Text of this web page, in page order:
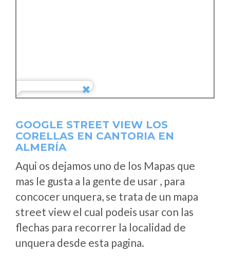
GOOGLE STREET VIEW LOS
CORELLAS EN CANTORIA EN
ALMERÍA
Aqui os dejamos uno de los Mapas que
mas le gusta a la gente de usar , para
concocer unquera, se trata de un mapa
street view el cual podeis usar con las
flechas para recorrer la localidad de
unquera desde esta pagina.